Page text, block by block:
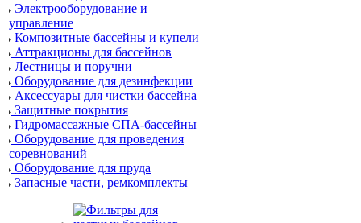
Электрооборудование и
управление
Композитные бассейны и купели
Аттракционы для бассейнов
Лестницы и поручни
Оборудование для дезинфекции
Аксессуары для чистки бассейна
Защитные покрытия
Гидромассажные СПА-бассейны
Оборудование для проведения
соревнований
Оборудование для пруда
Запасные части, ремкомплекты